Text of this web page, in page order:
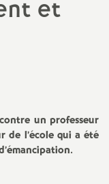
o
et
un professeur
de l’école qui a été